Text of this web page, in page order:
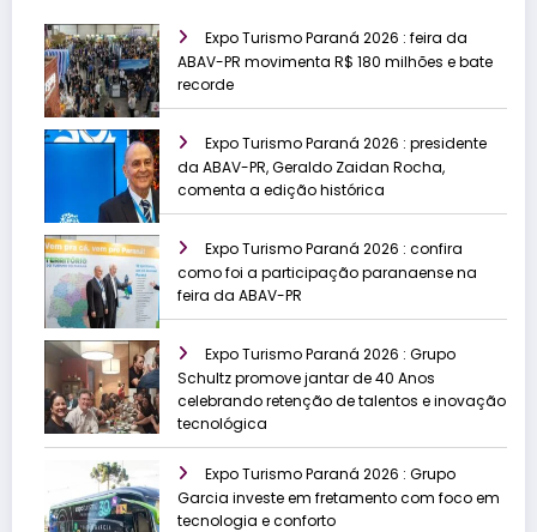
Expo Turismo Paraná 2026 : feira da
ABAV-PR movimenta R$ 180 milhões e bate
recorde
Expo Turismo Paraná 2026 : presidente
da ABAV-PR, Geraldo Zaidan Rocha,
comenta a edição histórica
Expo Turismo Paraná 2026 : confira
como foi a participação paranaense na
feira da ABAV-PR
Expo Turismo Paraná 2026 : Grupo
Schultz promove jantar de 40 Anos
celebrando retenção de talentos e inovação
tecnológica
Expo Turismo Paraná 2026 : Grupo
Garcia investe em fretamento com foco em
tecnologia e conforto